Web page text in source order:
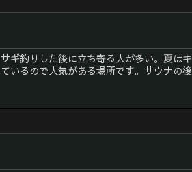
ギ釣りした後に立ち寄る人が多い。夏は
いるので人気がある場所です。サウナの